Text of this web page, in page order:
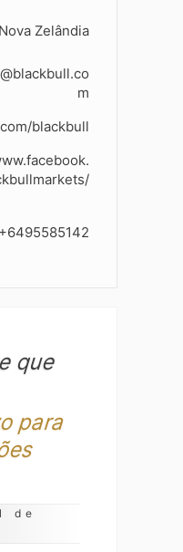
Nova Zelândia
m
blackbull
+6495585142
que
para
de